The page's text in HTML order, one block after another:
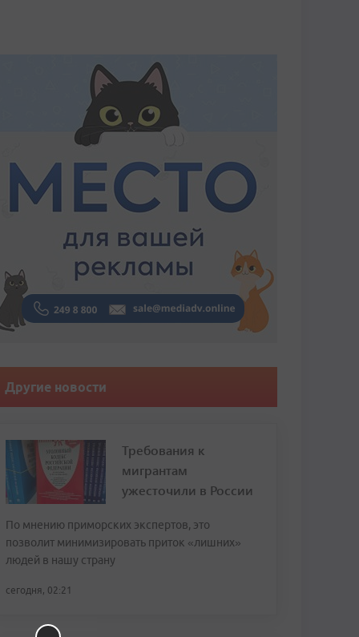
Другие новости
Требования к
мигрантам
ужесточили в России
По мнению приморских экспертов, это
позволит минимизировать приток «лишних»
людей в нашу страну
сегодня, 02:21